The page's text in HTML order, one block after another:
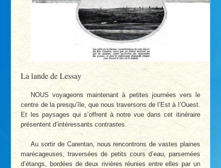
La lande de Lessay
NOUS voyageons maintenant à petites journées vers le
centre de la presqu’île, que nous traversons de l’Est à l’Ouest.
Et les paysages qui s’offrent à notre vue dans cet itinéraire
présentent d’intéressants contrastes.
Au sortir de Carentan, nous rencontrons de vastes plaines
marécageuses, traversées de petits cours d’eau, parsemées
d’étangs, bordées de deux rivières réunies entre elles par un